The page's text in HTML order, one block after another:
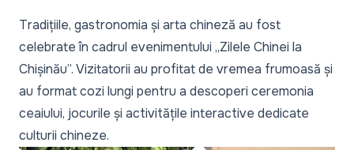
Tradițiile, gastronomia și arta chineză au fost
celebrate în cadrul evenimentului „Zilele Chinei la
Chișinău”. Vizitatorii au profitat de vremea frumoasă și
au format cozi lungi pentru a descoperi ceremonia
ceaiului, jocurile și activitățile interactive dedicate
culturii chineze.